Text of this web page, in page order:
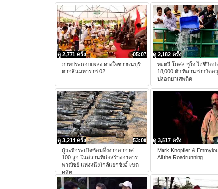
05:07
ดู 2,771 ครั้ง
ภาพประกอบเพลง ดวงใจชาวธนบุรี
ตากสินมหาราช 02
ดู 2,182 ครั้ง
พลตรี โกศล ชูใจ ไถ่ชีวิตป
18,000 ตัว ที่ลานชาววัดอ
ปลอดยาเสพติด
53:00
ดู 3,214 ครั้ง
กู้ระทึกระเบิดซ้อมทิ้งจากอากาศ
100 ลูก ในสถานที่ก่อสร้างอาคาร
พาณิชย์ แห่งหนึ่งใกล้แยกซังฮี้ เขต
ดุสิต
ดู 3,517 ครั้ง
Mark Knopfler &
All the Roadrunning